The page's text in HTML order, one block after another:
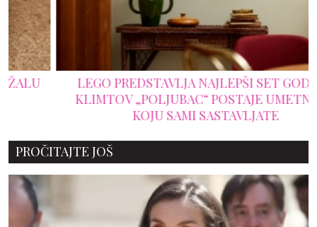
LEGO PREDSTAVLJA NAJLEPŠI SET GODINE:
KLIMTOV „POLJUBAC“ POSTAJE UMETNOST
KOJU SAMI SASTAVLJATE
PROČITAJTE JOŠ